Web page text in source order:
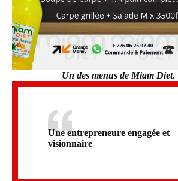
Un des menus de Miam Diet.
Une entrepreneure engagée et
visionnaire